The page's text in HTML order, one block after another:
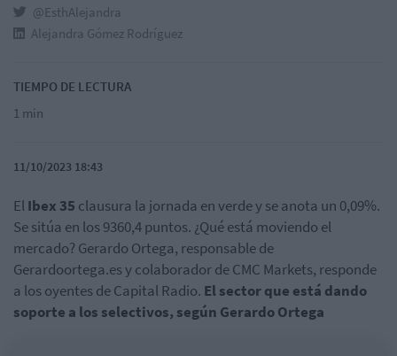
@EsthAlejandra
Alejandra Gómez Rodríguez
TIEMPO DE LECTURA
1 min
11/10/2023 18:43
ElIbex 35 clausura la jornada en verde y se anota un 0,09%.
Se sitúa en los 9360,4 puntos. ¿Qué está moviendo el
mercado? Gerardo Ortega, responsable de
Gerardoortega.es y colaborador de CMC Markets, responde
a los oyentes de Capital Radio. El sector que está dando
soporte a los selectivos, según Gerardo Ortega